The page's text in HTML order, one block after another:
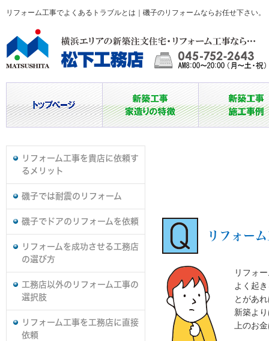
リフォーム工事でよくあるトラブルとは｜磯子のリフォームならお任せ下さい。
リフォーム工事を貴店に依頼す
るメリット
磯子では耐震のリフォーム
磯子でドアのリフォームを依頼
リフォームを成功させる工務店
の選び方
工務店以外のリフォーム工事の
選択肢
リフォーム工事を工務店に直接
依頼
リフォー
リフォ
よく起
とがあ
新築よ
上のお